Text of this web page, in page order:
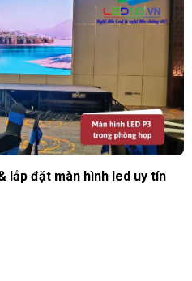
lắp đặt màn hình led uy tín